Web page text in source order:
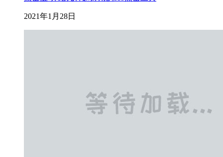
2021年1月28日